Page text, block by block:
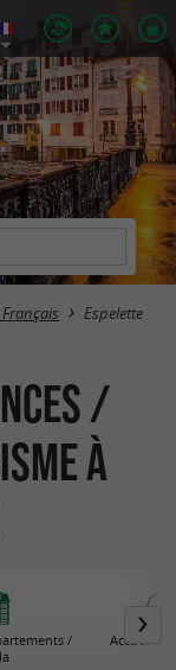
Français Espelette
/
à
/
Accueil à